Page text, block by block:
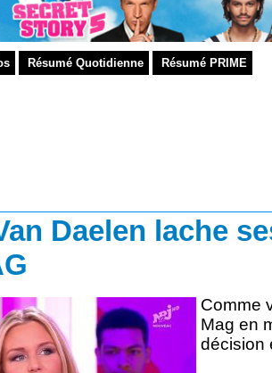
Résumé Quotidienne Résumé PRIME
Daelen lache
Comme
Mag en
décision